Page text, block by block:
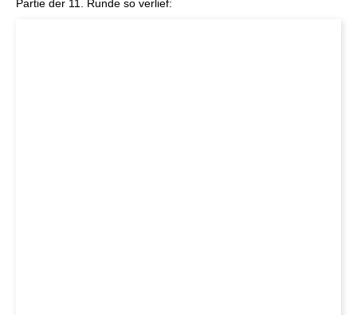
Partie der 11. Runde so verlief: